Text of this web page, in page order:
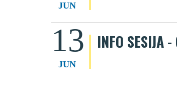
JUN
13
JUN
INFO SESIJA